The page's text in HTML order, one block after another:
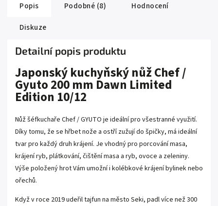
Popis Podobné (8)
Hodnocení
Diskuze
Detailní popis produktu
Japonský kuchyňský nůž Chef /
Gyuto 200 mm Dawn Limited
Edition 10/12
Nůž šéfkuchaře Chef / GYUTO je ideální pro všestranné využití.
Díky tomu, že se hřbet nože a ostří zužují do špičky, má ideální
tvar pro každý druh krájení. Je vhodný pro porcování masa,
krájení ryb, plátkování, čištění masa a ryb, ovoce a zeleniny.
Výše položený hrot Vám umožní i kolébkové krájení bylinek nebo
ořechů.
Když v roce 2019 udeřil tajfun na město Seki, padl více než 300